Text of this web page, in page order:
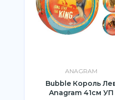
ANAGRAM
Bubble Король
Anagram 41см УП